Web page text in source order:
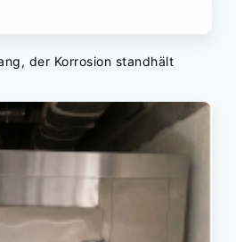
der Korrosion standhält